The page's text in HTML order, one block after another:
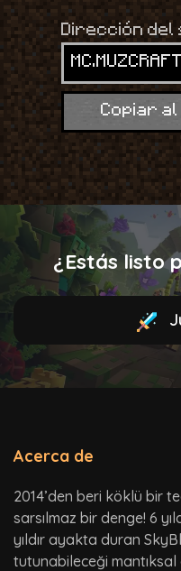
Dirección
Copiar
¿Estás listo
Acerca de
2014’den beri köklü bir
sarsılmaz bir denge! 6
yıldır ayakta duran
tutunabileceği